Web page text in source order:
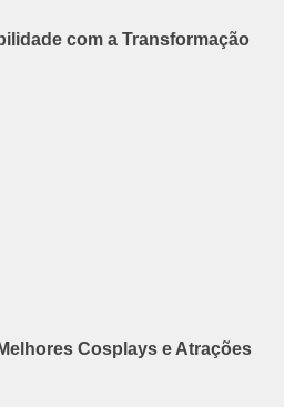
com a Transformação
Cosplays e Atrações